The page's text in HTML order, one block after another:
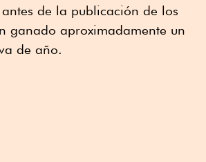
de la publicación de los
ganado aproximadamente un
de año.